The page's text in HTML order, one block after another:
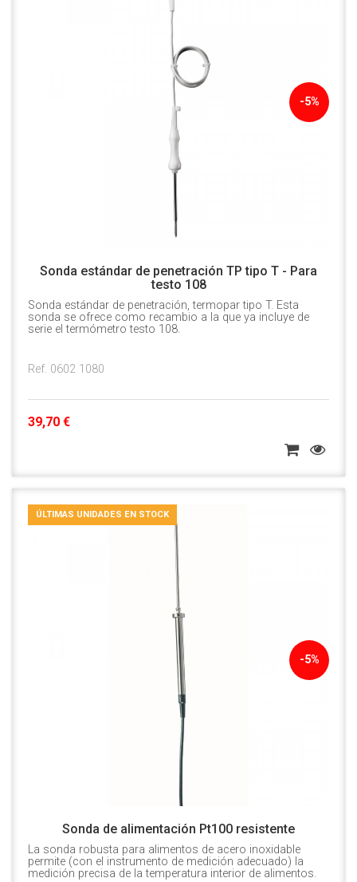
-5%
Sonda estándar de penetración TP tipo T - Para
testo 108
Sonda estándar de penetración, termopar tipo T. Esta
sonda se ofrece como recambio a la que ya incluye de
serie el termómetro testo 108.
Ref. 0602 1080
39,70 €
-5%
ÚLTIMAS UNIDADES EN STOCK
Sonda de alimentación Pt100 resistente
La sonda robusta para alimentos de acero inoxidable
permite (con el instrumento de medición adecuado) la
medición precisa de la temperatura interior de alimentos.